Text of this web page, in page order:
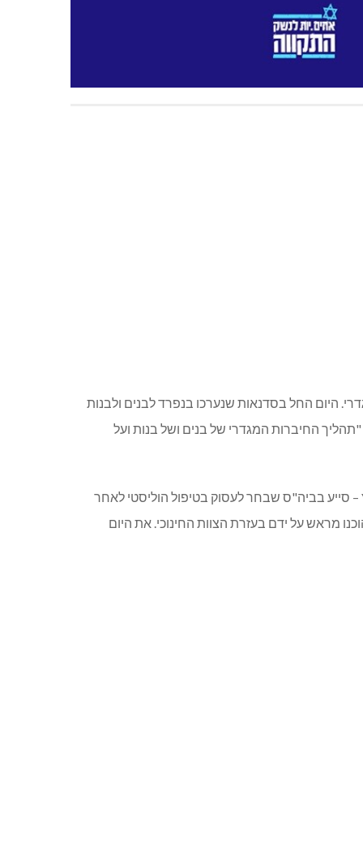
היום החל בסדנאות שנערכו בנפרד לבנים ולבנות
החיברות המגדרי של בנים ושל בנות ועל
סייע בביה"ס שבחר לעסוק בטיפול הוליסטי לאחר
מראש על ידם בעזרת הצוות החינוכי. את היום